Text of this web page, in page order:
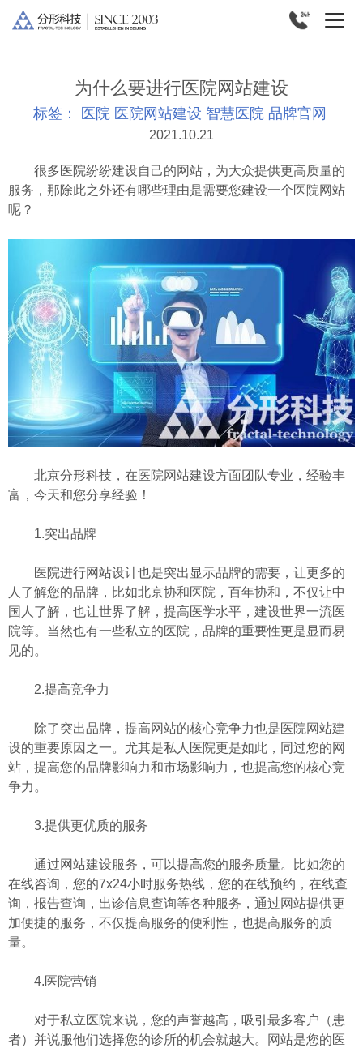
为什么要进行医院网站建设
标签： 医院 医院网站建设 智慧医院 品牌官网
2021.10.21
很多医院纷纷建设自己的网站，为大众提供更高质量的
服务，那除此之外还有哪些理由是需要您建设一个医院网站
呢？
北京分形科技，在医院网站建设方面团队专业，经验丰
富，今天和您分享经验！
1.突出品牌
医院进行网站设计也是突出显示品牌的需要，让更多的
人了解您的品牌，比如北京协和医院，百年协和，不仅让中
国人了解，也让世界了解，提高医学水平，建设世界一流医
院等。当然也有一些私立的医院，品牌的重要性更是显而易
见的。
2.提高竞争力
除了突出品牌，提高网站的核心竞争力也是医院网站建
设的重要原因之一。尤其是私人医院更是如此，同过您的网
站，提高您的品牌影响力和市场影响力，也提高您的核心竞
争力。
3.提供更优质的服务
通过网站建设服务，可以提高您的服务质量。比如您的
在线咨询，您的7x24小时服务热线，您的在线预约，在线查
询，报告查询，出诊信息查询等各种服务，通过网站提供更
加便捷的服务，不仅提高服务的便利性，也提高服务的质
量。
4.医院营销
对于私立医院来说，您的声誉越高，吸引最多客户（患
者）并说服他们选择您的诊所的机会就越大。网站是您的医